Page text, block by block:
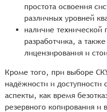
простота освоения
различных уровней
наличие
разработчика, а
лицензирования и
Кроме того, при выборе
надёжности и доступности
аспекты, как время
резервного копирования и